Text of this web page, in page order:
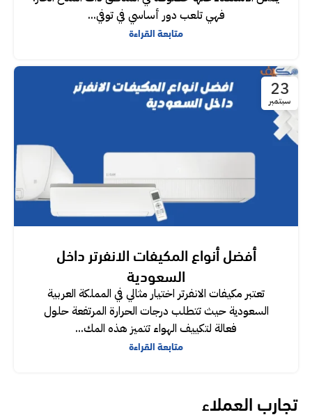
فهي تلعب دور أساسي في توفي...
متابعة القراءة
23
سبتمبر
أفضل أنواع المكيفات الانفرتر داخل
السعودية
تعتبر مكيفات الانفرتر اختيار مثالي في المملكة العربية
السعودية حيث تتطلب درجات الحرارة المرتفعة حلول
فعالة لتكييف الهواء تتميز هذه المك...
متابعة القراءة
تجارب العملاء